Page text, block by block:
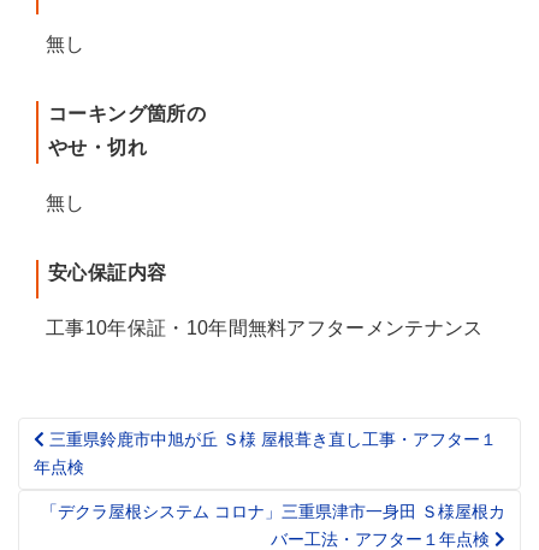
無し
コーキング箇所の
やせ・切れ
無し
安心保証内容
工事10年保証・10年間無料アフターメンテナンス
Post
navigation
三重県鈴鹿市中旭が丘 Ｓ様 屋根葺き直し工事・アフター１
年点検
「デクラ屋根システム コロナ」三重県津市一身田 Ｓ様屋根カ
バー工法・アフター１年点検